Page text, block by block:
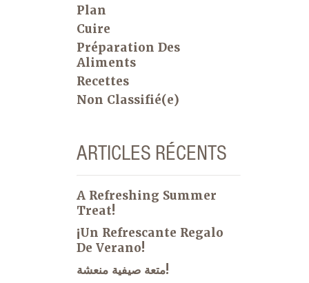
Plan
Cuire
Préparation Des
Aliments
Recettes
Non Classifié(e)
ARTICLES RÉCENTS
A Refreshing Summer
Treat!
¡Un Refrescante Regalo
De Verano!
متعة صيفية منعشة!